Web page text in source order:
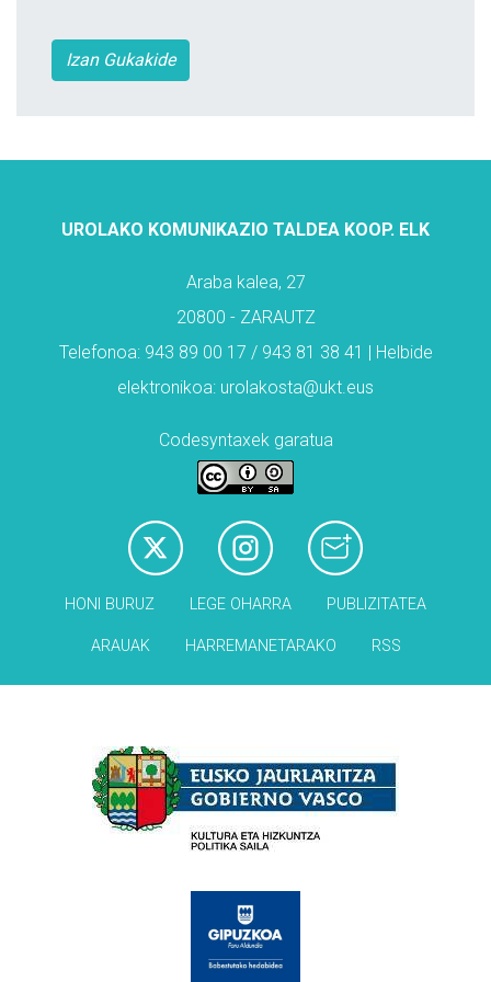
Izan Gukakide
UROLAKO KOMUNIKAZIO TALDEA KOOP. ELK
Araba kalea, 27
20800 - ZARAUTZ
Telefonoa: 943 89 00 17 / 943 81 38 41 | Helbide
elektronikoa: urolakosta@ukt.eus
Codesyntaxek garatua
HONI BURUZ LEGE OHARRA PUBLIZITATEA
ARAUAK HARREMANETARAKO RSS